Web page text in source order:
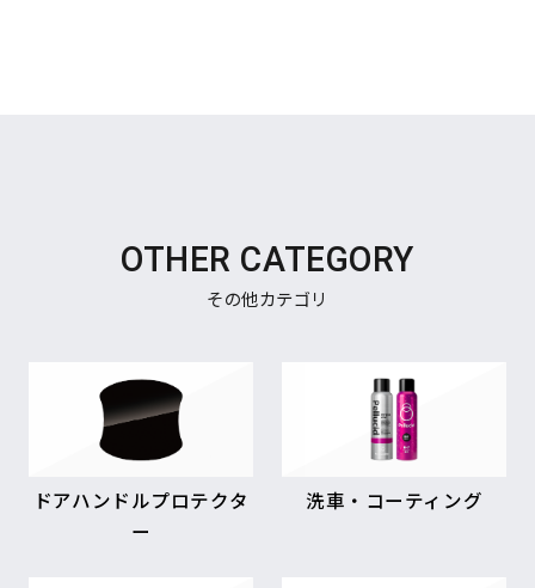
OTHER CATEGORY
その他カテゴリ
ドアハンドルプロテクタ
ー
洗車・コーティング